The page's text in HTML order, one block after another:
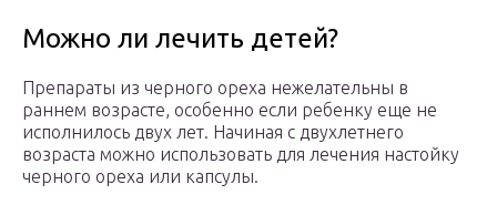
Можно ли лечить детей?
Препараты из черного ореха нежелательны в
раннем возрасте, особенно если ребенку еще не
исполнилось двух лет. Начиная с двухлетнего
возраста можно использовать для лечения настойку
черного ореха или капсулы.